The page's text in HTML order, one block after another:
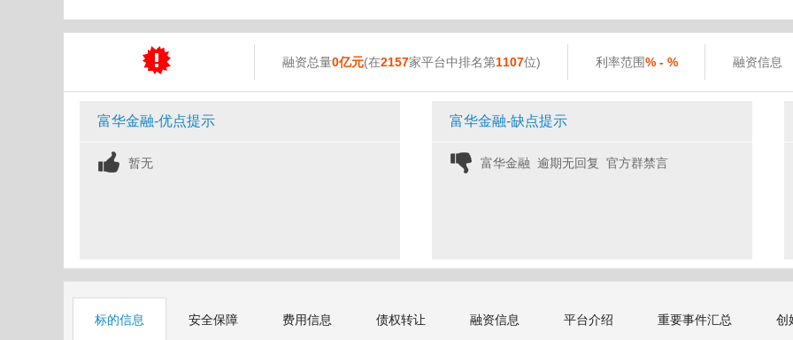
融资总量0亿元(在2157家平台中排名第1107位) 利率范围% - % 融资信息
富华金融-优点提示
暂无
富华金融-缺点提示
富华金融 逾期无回复 官方群禁言
标的信息 安全保障 费用信息 债权转让 融资信息 平台介绍 重要事件汇总 创